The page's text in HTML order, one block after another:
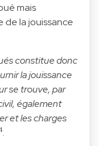
mais
la jouissance
constitue donc
la jouissance
se trouve, par
également
et les charges
.